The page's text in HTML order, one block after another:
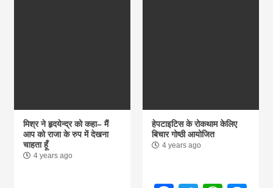
मिश्र ने हृदयेन्द्र को कहा– मैं
आप को राजा के रुप में देखना
चाहता हूँ
4 years ago
हेपटाइटिस के रोकथाम केलिए
बिचार गोष्ठी आयोजित
4 years ago